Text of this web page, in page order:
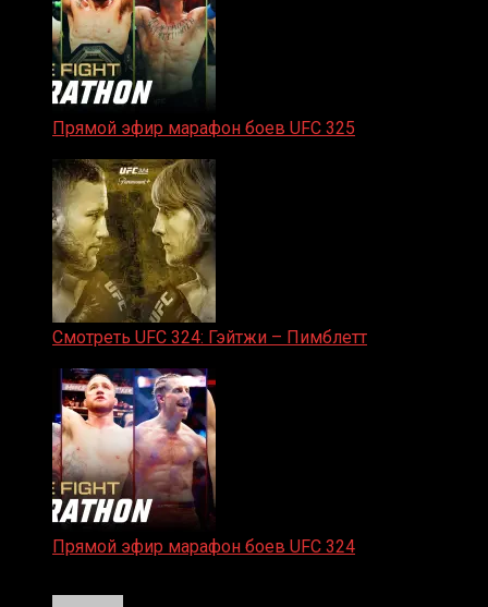
Прямой эфир марафон боев UFC 325
Смотреть UFC 324: Гэйтжи – Пимблетт
Прямой эфир марафон боев UFC 324